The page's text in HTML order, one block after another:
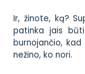
Ir, žinote, ką?
patinka jais
burnojančio,
nežino, ko nori.